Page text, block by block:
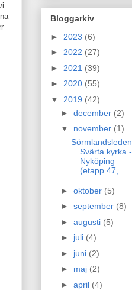
Bloggarkiv
► 2023 (6)
► 2022 (27)
► 2021 (39)
► 2020 (55)
▼ 2019 (42)
► december (2)
▼ november (1)
Sörmlandsleden
Svärta kyrka -
Nyköping
(etapp 47, ...
► oktober (5)
► september (8)
► augusti (5)
► juli (4)
► juni (2)
► maj (2)
► april (4)